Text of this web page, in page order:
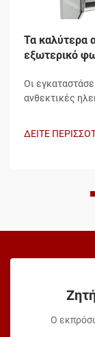
Τα καλύτερα
εξωτερικό
Οι
ανθεκτικές
ΔΕΙΤΕ
Ο